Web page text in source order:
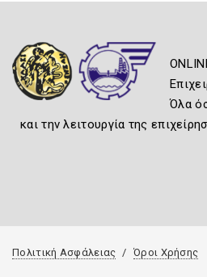
Όλα
και την λειτουργία της
Πολιτική Ασφάλειας Όροι Χρήσης